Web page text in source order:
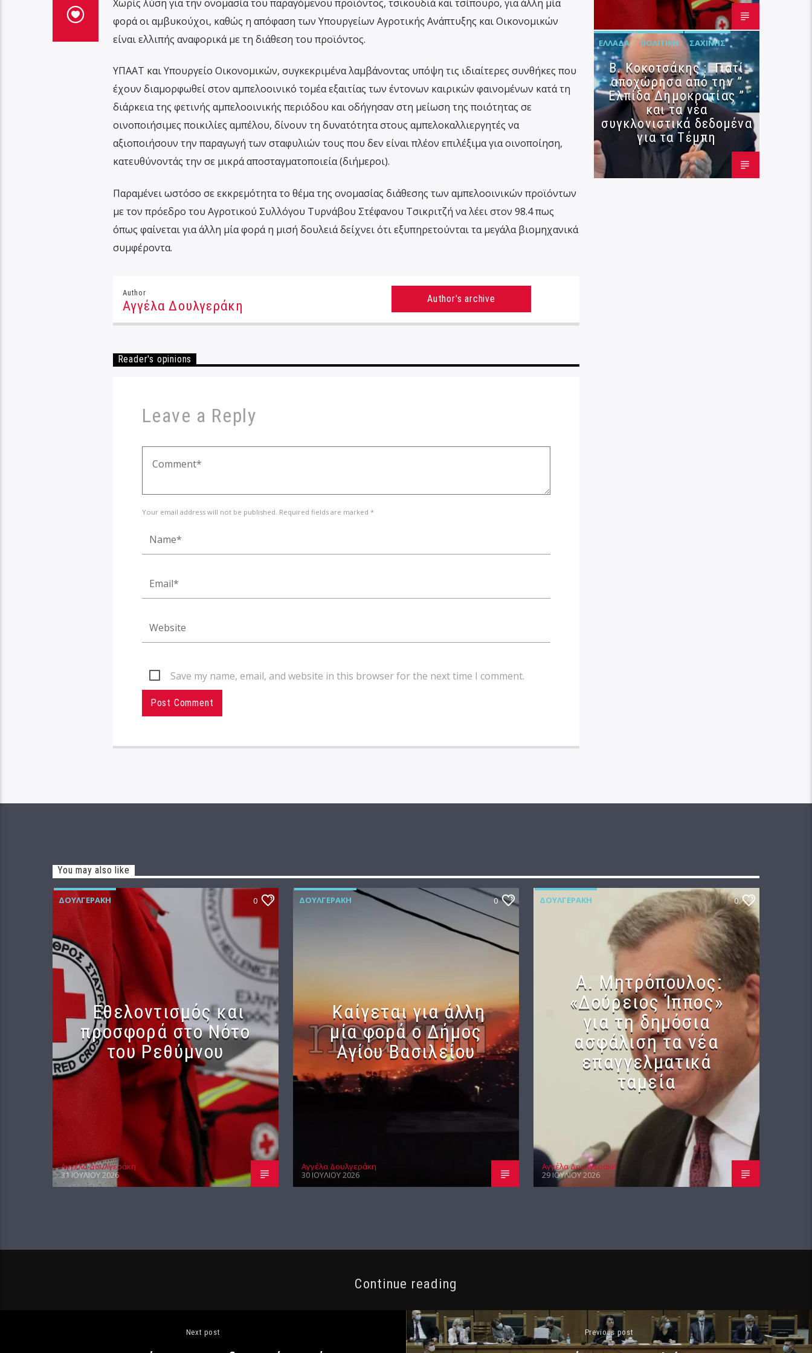
Χωρίς λύση για την ονομασία του παραγόμενου προϊόντος, τσικουδιά και τσίπουρο, για άλλη μία
φορά οι αμβυκούχοι, καθώς η απόφαση των Υπουργείων Αγροτικής Ανάπτυξης και Οικονομικών
είναι ελλιπής αναφορικά με τη διάθεση του προϊόντος.
ΥΠΑΑΤ και Υπουργείο Οικονομικών, συγκεκριμένα λαμβάνοντας υπόψη τις ιδιαίτερες συνθήκες που
έχουν διαμορφωθεί στον αμπελοοινικό τομέα εξαιτίας των έντονων καιρικών φαινομένων κατά τη
διάρκεια της φετινής αμπελοοινικής περιόδου και οδήγησαν στη μείωση της ποιότητας σε
οινοποιήσιμες ποικιλίες αμπέλου, δίνουν τη δυνατότητα στους αμπελοκαλλιεργητές να
αξιοποιήσουν την παραγωγή των σταφυλιών τους που δεν είναι πλέον επιλέξιμα για οινοποίηση,
κατευθύνοντάς την σε μικρά αποσταγματοποιεία (διήμεροι).
Παραμένει ωστόσο σε εκκρεμότητα το θέμα της ονομασίας διάθεσης των αμπελοοινικών προϊόντων
με τον πρόεδρο του Αγροτικού Συλλόγου Τυρνάβου Στέφανου Τσικριτζή να λέει στον 98.4 πως
όπως φαίνεται για άλλη μία φορά η μισή δουλειά δείχνει ότι εξυπηρετούνται τα μεγάλα βιομηχανικά
συμφέροντα.
Author
Αγγέλα Δουλγεράκη Author's archive
Reader's opinions
Leave a Reply
Your email address will not be published. Required fields are marked *
Save my name, email, and website in this browser for the next time I comment.
ΕΛΛΆΔΑ ΠΟΛΙΤΙΚΉ ΣΑΧΊΝΗΣ
Β. Κοκοτσάκης : Γιατί
αποχώρησα από την ”
Ελπίδα Δημοκρατίας ”
και τα νέα
συγκλονιστικά δεδομένα
για τα Τέμπη
You may also like
ΔΟΥΛΓΕΡΆΚΗ 0
Εθελοντισμός και
προσφορά στο Νότο
του Ρεθύμνου
Αγγέλα Δουλγεράκη
31 ΙΟΥΛΊΟΥ 2026
ΔΟΥΛΓΕΡΆΚΗ 0
Καίγεται για άλλη
μία φορά ο Δήμος
Αγίου Βασιλείου
Αγγέλα Δουλγεράκη
30 ΙΟΥΛΊΟΥ 2026
ΔΟΥΛΓΕΡΆΚΗ 0
Α. Μητρόπουλος:
«Δούρειος Ίππος»
για τη δημόσια
ασφάλιση τα νέα
επαγγελματικά
ταμεία
Αγγέλα Δουλγεράκη
29 ΙΟΥΛΊΟΥ 2026
Continue reading
Next post Previous post